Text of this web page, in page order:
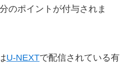
のポイントが付与されま
U-NEXTで配信されている有